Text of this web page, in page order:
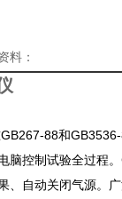
料：
88和
脑控制试验全过程
自动关闭气源。